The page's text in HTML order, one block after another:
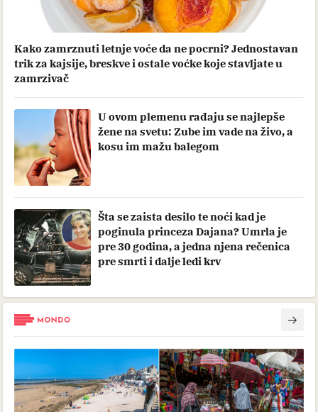
Kako zamrznuti letnje voće da ne pocrni? Jednostavan
trik za kajsije, breskve i ostale voćke koje stavljate u
zamrzivač
U ovom plemenu rađaju se najlepše
žene na svetu: Zube im vade na živo, a
kosu im mažu balegom
Šta se zaista desilo te noći kad je
poginula princeza Dajana? Umrla je
pre 30 godina, a jedna njena rečenica
pre smrti i dalje ledi krv